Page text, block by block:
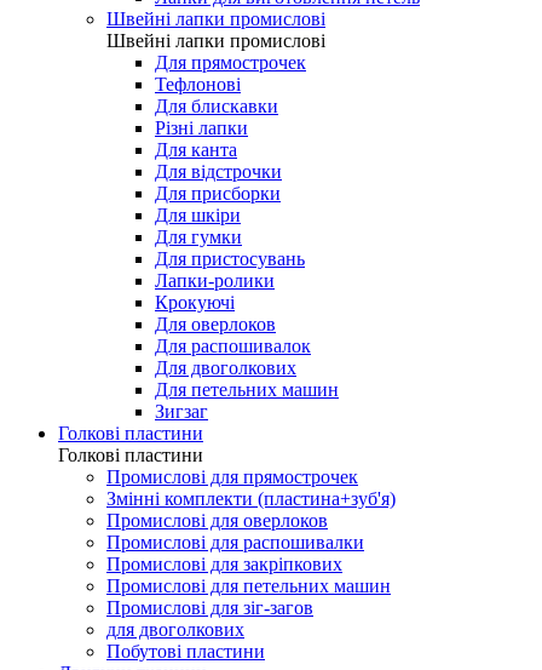
Швейні лапки промислові
Швейні лапки промислові
Для прямострочек
Тефлонові
Для блискавки
Різні лапки
Для канта
Для відстрочки
Для присборки
Для шкіри
Для гумки
Для пристосувань
Лапки-ролики
Крокуючі
Для оверлоков
Для распошивалок
Для двоголкових
Для петельних машин
Зигзаг
Голкові пластини
Голкові пластини
Промислові для прямострочек
Змінні комплекти (пластина+зуб'я)
Промислові для оверлоков
Промислові для распошивалки
Промислові для закріпкових
Промислові для петельних машин
Промислові для зіг-загов
для двоголкових
Побутові пластини